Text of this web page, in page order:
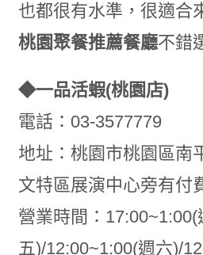
也都很有水準，很適合
桃園聚餐推薦餐廳不錯
◆一品活蝦(桃園店)
電話：03-3577779
地址：桃園市桃園區南
文特區展演中心旁有付
營業時間：17:00~1:00(
五)/12:00~1:00(週六)/